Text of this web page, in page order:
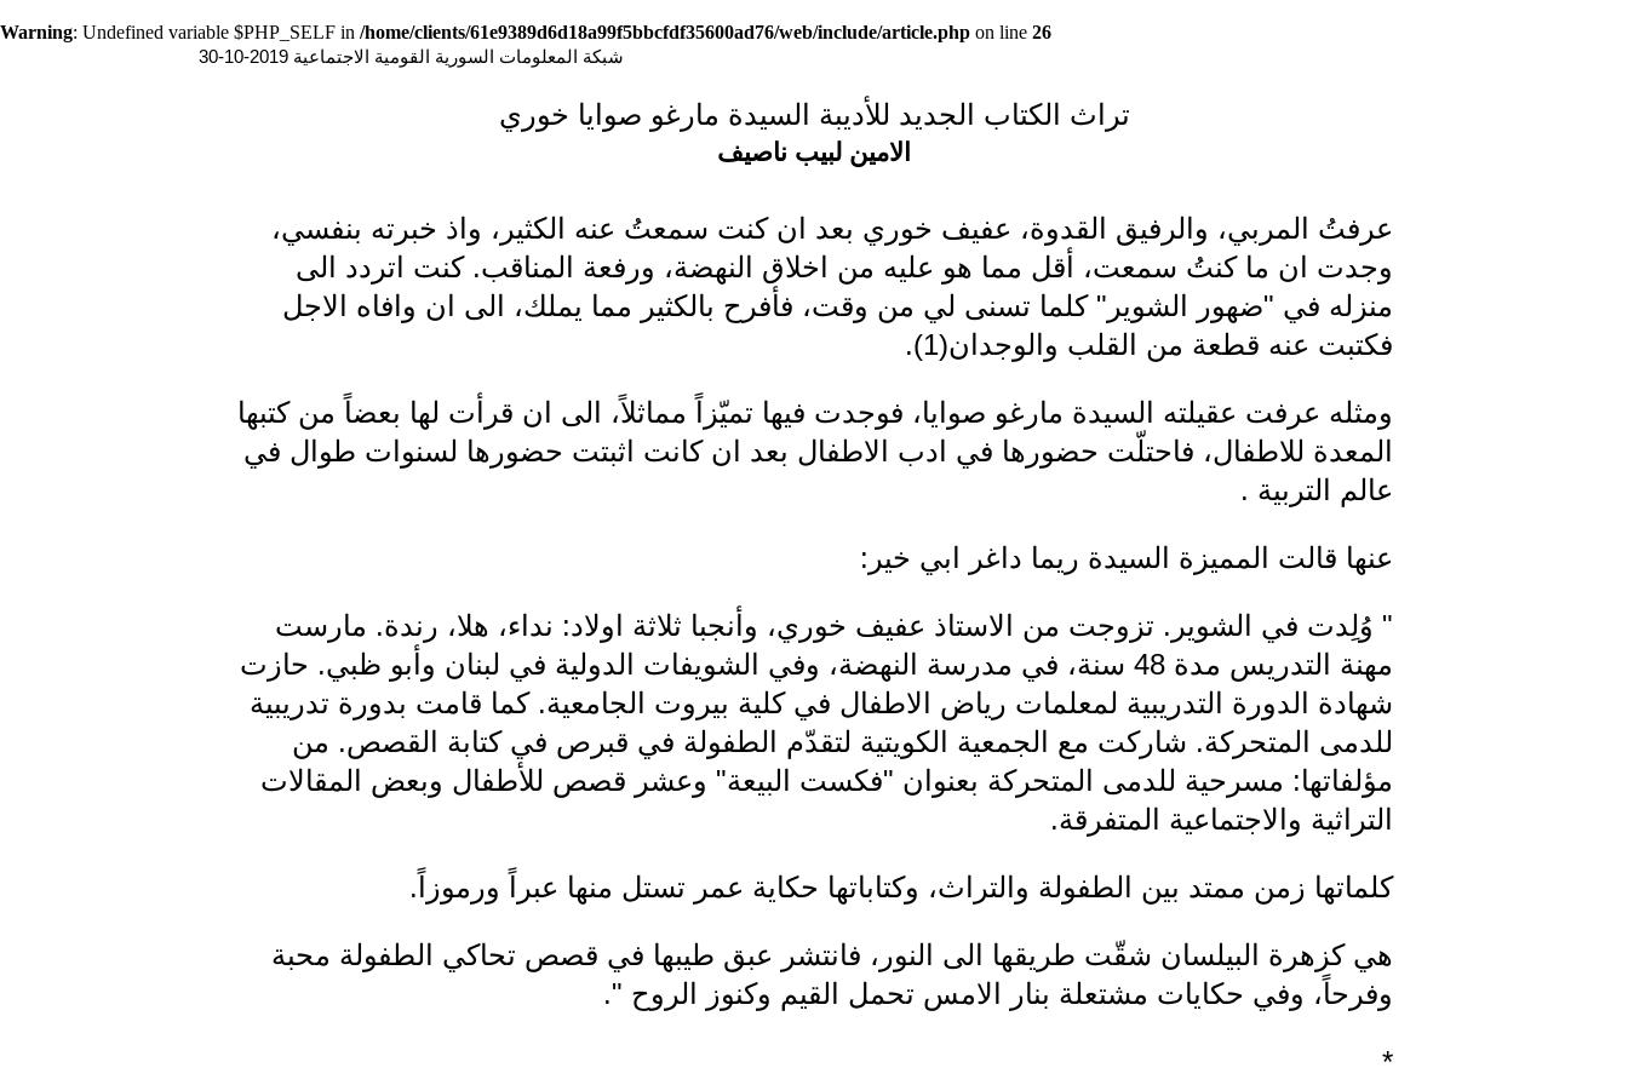
Warning: Undefined variable $PHP_SELF in /home/clients/61e9389d6d18a99f5bbcfdf35600ad76/web/include/article.php on line 26
شبكة المعلومات السورية القومية الاجتماعية 2019-10-30
تراث الكتاب الجديد للأديبة السيدة مارغو صوايا خوري
الامين لبيب ناصيف
عرفتُ المربي، والرفيق القدوة، عفيف خوري بعد ان كنت سمعتُ عنه الكثير، واذ خبرته بنفسي،
وجدت ان ما كنتُ سمعت، أقل مما هو عليه من اخلاق النهضة، ورفعة المناقب. كنت اتردد الى
منزله في "ضهور الشوير" كلما تسنى لي من وقت، فأفرح بالكثير مما يملك، الى ان وافاه الاجل
فكتبت عنه قطعة من القلب والوجدان(1).
ومثله عرفت عقيلته السيدة مارغو صوايا، فوجدت فيها تميّزاً مماثلاً، الى ان قرأت لها بعضاً من كتبها
المعدة للاطفال، فاحتلّت حضورها في ادب الاطفال بعد ان كانت اثبتت حضورها لسنوات طوال في
عالم التربية .
عنها قالت المميزة السيدة ريما داغر ابي خير:
" وُلِدت في الشوير. تزوجت من الاستاذ عفيف خوري، وأنجبا ثلاثة اولاد: نداء، هلا، رندة. مارست
مهنة التدريس مدة 48 سنة، في مدرسة النهضة، وفي الشويفات الدولية في لبنان وأبو ظبي. حازت
شهادة الدورة التدريبية لمعلمات رياض الاطفال في كلية بيروت الجامعية. كما قامت بدورة تدريبية
للدمى المتحركة. شاركت مع الجمعية الكويتية لتقدّم الطفولة في قبرص في كتابة القصص. من
مؤلفاتها: مسرحية للدمى المتحركة بعنوان "فكست البيعة" وعشر قصص للأطفال وبعض المقالات
التراثية والاجتماعية المتفرقة.
كلماتها زمن ممتد بين الطفولة والتراث، وكتاباتها حكاية عمر تستل منها عبراً ورموزاً.
هي كزهرة البيلسان شقّت طريقها الى النور، فانتشر عبق طيبها في قصص تحاكي الطفولة محبة
وفرحاً، وفي حكايات مشتعلة بنار الامس تحمل القيم وكنوز الروح ".
*